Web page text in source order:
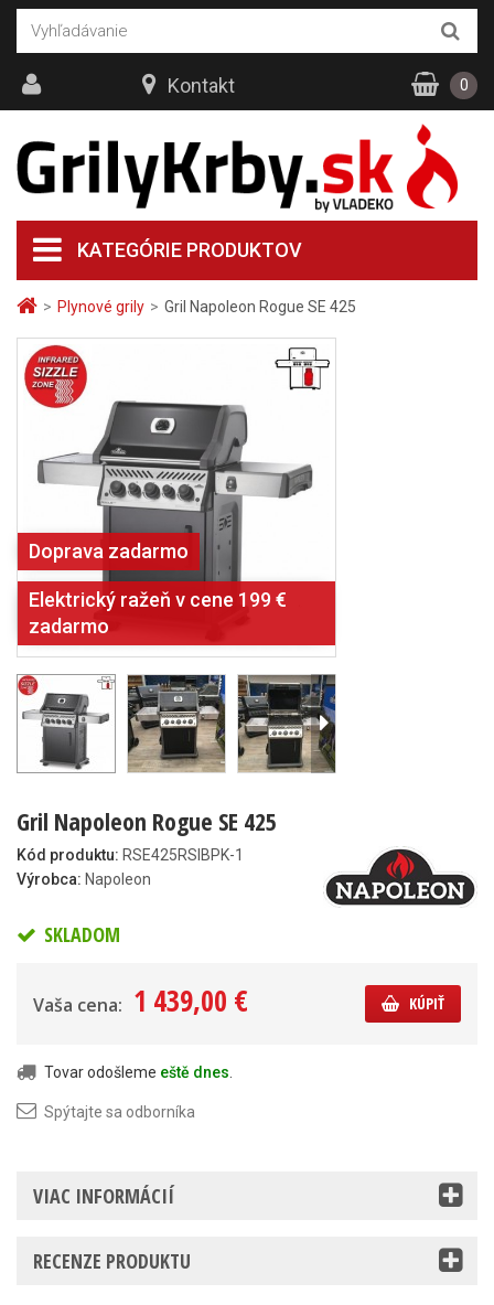
> Plynové grily > Gril Napoleon Rogue SE 425
Doprava zadarmo
Elektrický ražeň v cene 199 €
zadarmo
Gril Napoleon Rogue SE 425
Kód produktu: RSE425RSIBPK-1
Výrobca: Napoleon
SKLADOM
Vaša cena: 1 439,00 € KÚPIŤ
Tovar odošleme eště dnes
Spýtajte sa odborníka
VIAC INFORMÁCIÍ
RECENZE PRODUKTU
KATEGÓRIE PRODUKTOV
Kontakt 0